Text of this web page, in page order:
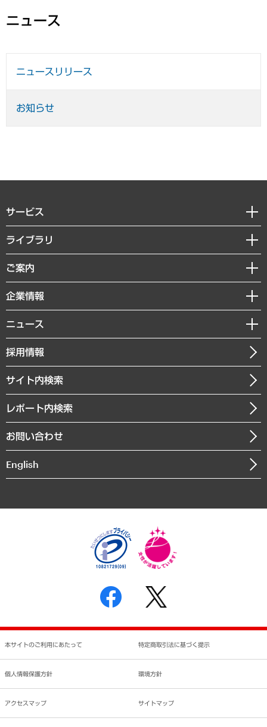
ニュース
ニュースリリース
お知らせ
サービス
経営戦略
組織・人事戦略
デジタルイノベーション
共生・ダイバーシティ
GRC（ガバナンス・リスク・コンプライアンス）・防災（政策）
経済・産業・雇用・労働
まちづくり・観光・交通・スポーツ・スマートシティ
自然資源・農林水産業・食料システム
ライブラリ
経済調査
レポート
コラム
経営用語集
受託・受注実績（官公庁関連）
メディア掲載・出演
ご案内
セミナー・イベント情報
MUFGビジネスセミナー
受託案件情報
企業情報
私たちの想い
社長メッセージ
会社概要
沿革
組織図・本部部室紹介
インドネシア現地法人
個人情報保護方針
反社会的勢力に対する基本方針
書面による個人情報の開示等の請求の手続きについて
ニュース
ニュースリリース
お知らせ
採用情報
サイト内検索
レポート内検索
お問い合わせ
English
本サイトのご利用にあたって 特定商取引法に基づく提示
個人情報保護方針 環境方針
アクセスマップ サイトマップ